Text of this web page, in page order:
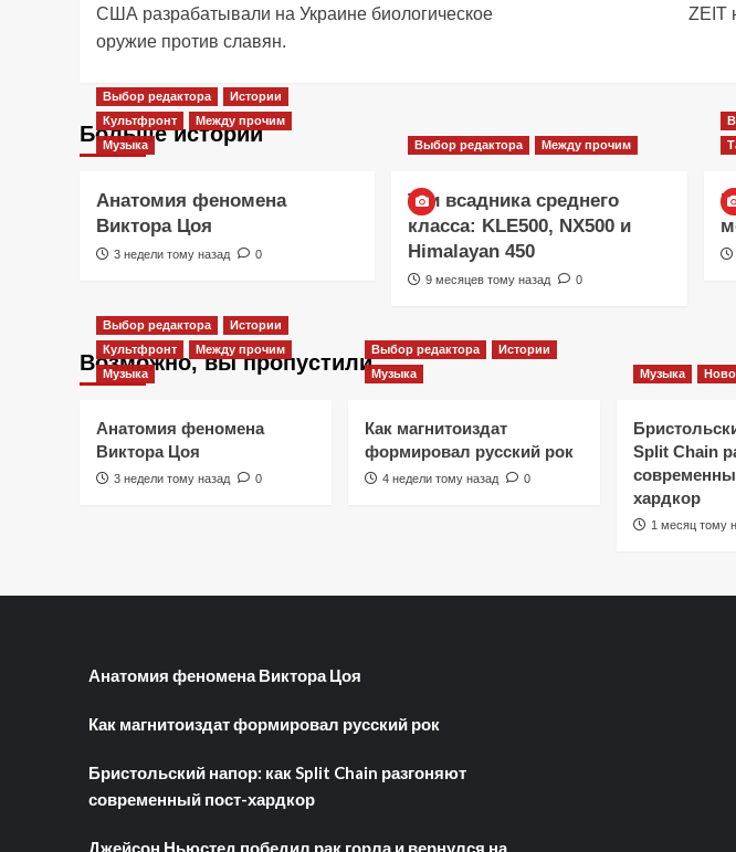
записи
США разрабатывали на Украине биологическое
оружие против славян.
ZEIT
Больше историй
Выбор редактора
Истории
Культфронт
Между прочим
Музыка
Анатомия феномена
Виктора Цоя
3 недели тому назад 0
Выбор редактора Между прочим
Три всадника среднего
класса: KLE500, NX500 и
Himalayan 450
9 месяцев тому назад 0
«Как
который
9 месяцев тому
Возможно, вы пропустили
Выбор редактора
Истории
Культфронт
Между прочим
Музыка
Анатомия феномена
Виктора Цоя
3 недели тому назад 0
Выбор редактора
Истории
Музыка
Как магнитоиздат
формировал русский рок
4 недели тому назад 0
Музыка
Split Chain
хардкор
1 месяц тому
Анатомия феномена Виктора Цоя
Как магнитоиздат формировал русский рок
Бристольский напор: как Split Chain разгоняют
современный пост-хардкор
Джейсон Ньюстед победил рак горла и вернулся на